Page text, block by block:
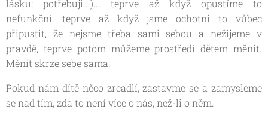
lásku; potřebuji...)... teprve až když opustíme to
nefunkční, teprve až když jsme ochotni to vůbec
připustit, že nejsme třeba sami sebou a nežijeme v
pravdě, teprve potom můžeme prostředí dětem měnit.
Měnit skrze sebe sama.
Pokud nám dítě něco zrcadlí, zastavme se a zamysleme
se nad tím, zda to není více o nás, než-li o něm.